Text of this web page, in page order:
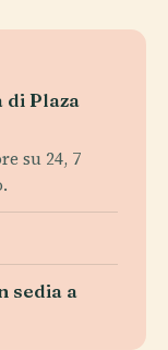
di Plaza
su 24, 7
sedia a